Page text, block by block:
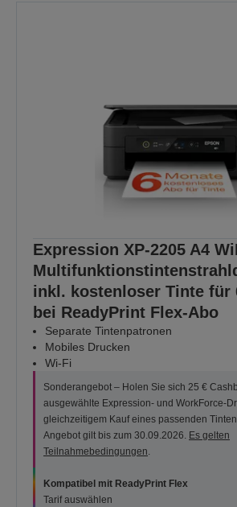
Expression XP-2205 A4
inkl. kostenloser Tinte für
bei ReadyPrint Flex-Abo
Separate Tintenpatronen
Mobiles Drucken
Wi-Fi
Sonderangebot – Holen Sie sich 25 €
ausgewählte Expression- und WorkForce-
gleichzeitigem Kauf eines passenden
Angebot gilt bis zum 30.09.2026. Es gelten
Teilnahmebedingungen.
Kompatibel mit ReadyPrint Flex
Tarif auswählen